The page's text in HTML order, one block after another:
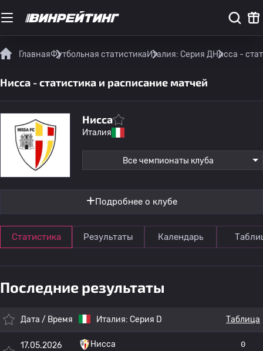
ГлавнаяФутбольная статистикаИталия: Серия ДНисса -
Нисса - статистика и расписание матчей
Нисса
Италия
Все чемпионаты клуба
Подробнее о клубе
Статистика Результаты Календарь
Последние результаты
Дата / Время Италия: Серия D Таблица
17.05.2026
Нисса
0